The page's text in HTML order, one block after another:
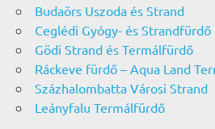
Budaörs Uszoda és Strand
Ceglédi Gyógy- és Strandfürdő
Gödi Strand és Termálfürdő
Ráckeve fürdő – Aqua Land
Százhalombatta Városi Strand
Leányfalu Termálfürdő